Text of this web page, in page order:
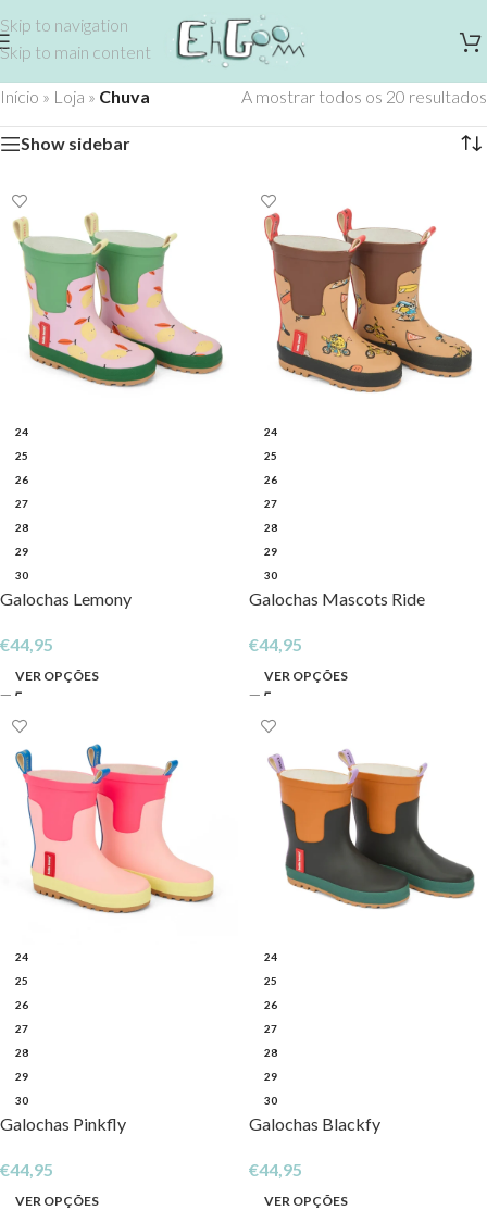
Skip to navigation
Skip to main content
Início » Loja » Chuva A mostrar todos os 20 resultados
Show sidebar
24
25
26
27
28
29
30
Galochas Lemony
€44,95
VER OPÇÕES
24
25
26
27
28
29
30
Galochas Mascots Ride
€44,95
VER OPÇÕES
24
25
26
27
28
29
30
Galochas Pinkfly
€44,95
VER OPÇÕES
24
25
26
27
28
29
30
Galochas Blackfy
€44,95
VER OPÇÕES